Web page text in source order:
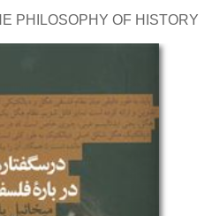
PHILOSOPHY OF HISTORY